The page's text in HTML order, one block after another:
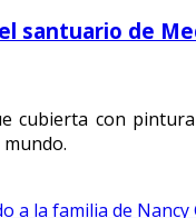
santuario de
cubierta con